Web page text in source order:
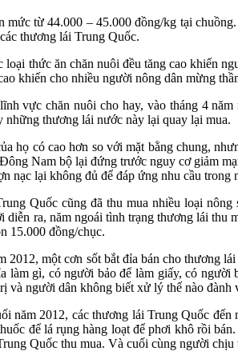
mức từ 44.000 – 45.000 đồng/kg tại
thương lái Trung Quốc.
loại thức ăn chăn nuôi đều tăng cao khiến
khiến cho nhiều người nông dân mừng
vực chăn nuôi cho hay, vào tháng 4
những thương lái nước này lại quay lại mua.
họ có cao hơn so với mặt bằng chung,
Nam bộ lại đứng trước nguy cơ giảm
nạc lại không đủ để đáp ứng nhu cầu trong
Quốc cũng đã thu mua nhiều loại
diễn ra, năm ngoái tình trạng thương lái
15.000 đồng/chục.
2012, một cơn sốt bắt đỉa bán cho thương
làm gì, có người bảo để làm giấy, có
và người dân không biết xử lý thế nào
năm 2012, các thương lái Trung Quốc
để lá rụng hàng loạt để phơi khô rồi
Quốc thu mua. Và cuối cùng người